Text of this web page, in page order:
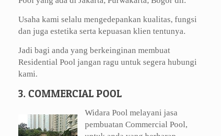
Usaha kami selalu mengedepankan kualitas, fungsi
dan juga estetika serta kepuasan klien tentunya.
Jadi bagi anda yang berkeinginan membuat
Residential Pool jangan ragu untuk segera hubungi
kami.
3. COMMERCIAL POOL
Widara Pool melayani jasa
pembuatan Commercial Pool,